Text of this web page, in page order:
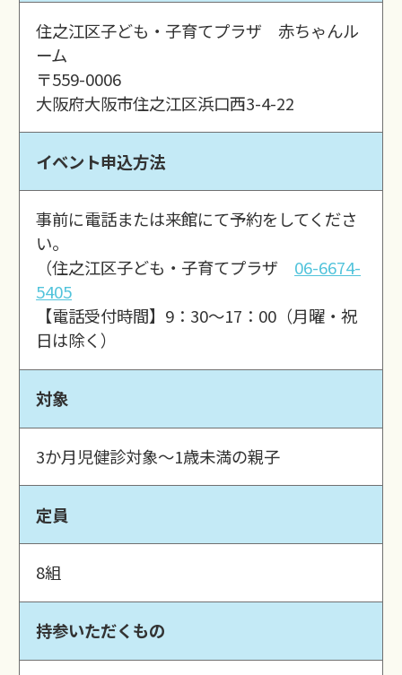
住之江区子ども・子育てプラザ 赤ちゃんル
ーム
〒559-0006
大阪府大阪市住之江区浜口西3-4-22
イベント申込方法
事前に電話または来館にて予約をしてくださ
い。
（住之江区子ども・子育てプラザ 06-6674-
5405
【電話受付時間】9：30～17：00（月曜・祝
日は除く）
対象
3か月児健診対象～1歳未満の親子
定員
8組
持参いただくもの